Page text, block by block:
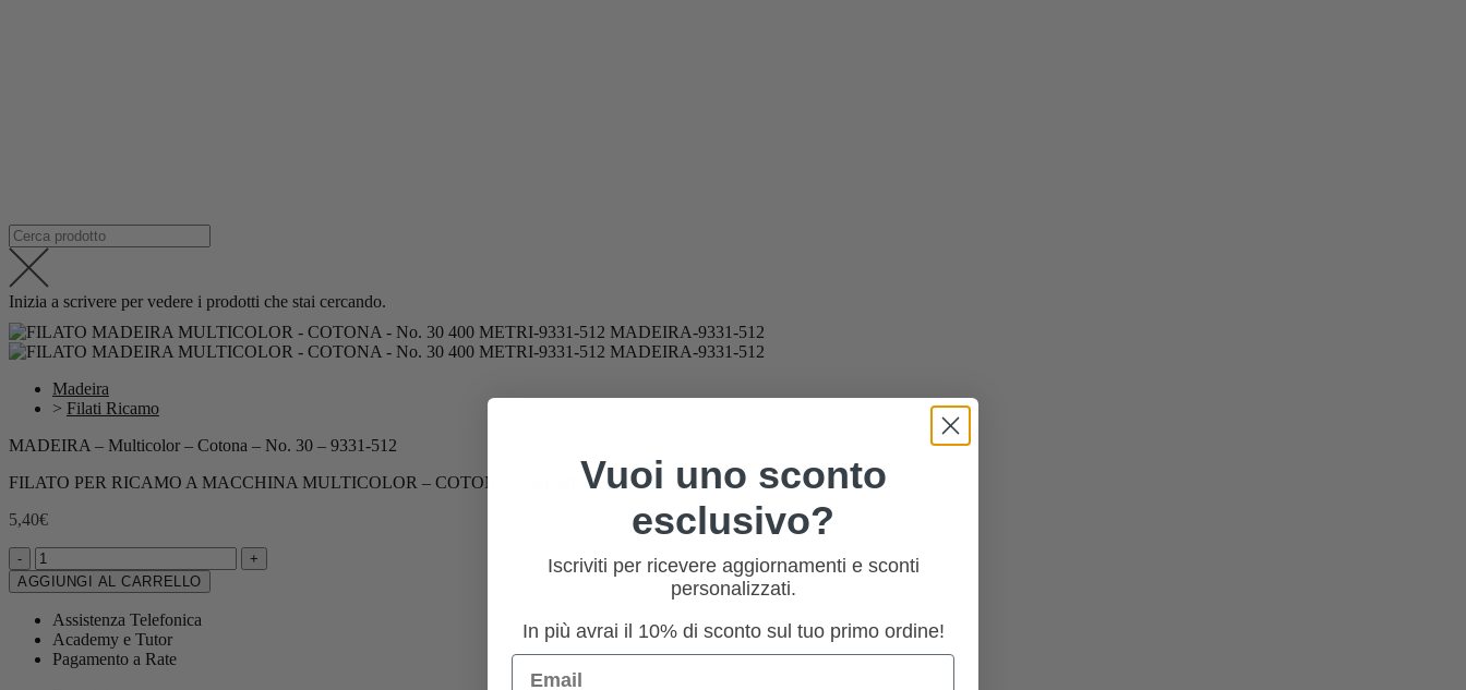
Inizia a scrivere per vedere i prodotti che stai cercando.
Madeira
> Filati Ricamo
MADEIRA – Multicolor – Cotona – No. 30 – 9331-512
FILATO PER RICAMO A MACCHINA MULTICOLOR – COTONA – No. 30
5,40€
-
+
AGGIUNGI AL CARRELLO
Assistenza Telefonica
Academy e Tutor
Pagamento a Rate
Vuoi uno sconto
esclusivo?
Iscriviti per ricevere aggiornamenti e sconti
personalizzati.
In più avrai il 10% di sconto sul tuo primo ordine!
Email